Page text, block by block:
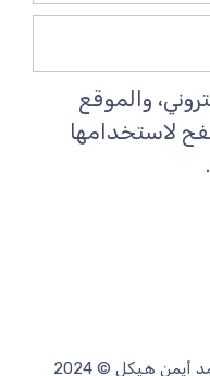
والموقع
لاستخدامها
هيكل © 2024